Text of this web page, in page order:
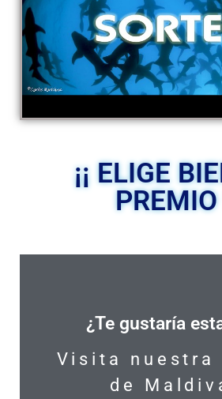
¡¡ ELIGE
¿Te gustaría
Visita nuestra
de